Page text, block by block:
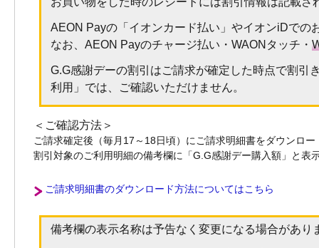
AEON Payの「イオンカード払い」やイオンiDでの
なお、AEON Payのチャージ払い・WAONタッチ・
G.G感謝デーの割引はご請求が確定した時点で割引
利用」では、ご確認いただけません。
＜ご確認方法＞
ご請求確定後（毎月17～18日頃）にご請求明細書をダウンロ
割引対象のご利用明細の備考欄に「G.G感謝デー購入額」と表
ご請求明細書のダウンロード方法についてはこちら
備考欄の表示名称は予告なく変更になる場合があり